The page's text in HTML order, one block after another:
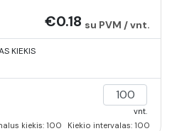
€0.18 su PVM / vnt.
KIEKIS
vnt.
kiekis: 100
Kiekio intervalas: 100